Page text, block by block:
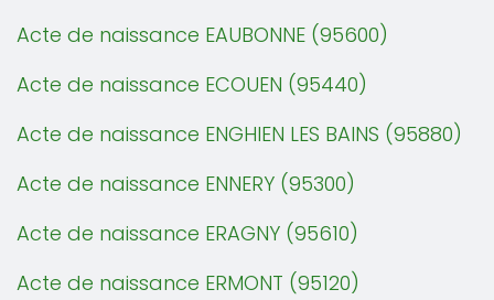
Acte de naissance EAUBONNE (95600)
Acte de naissance ECOUEN (95440)
Acte de naissance ENGHIEN LES BAINS (95880)
Acte de naissance ENNERY (95300)
Acte de naissance ERAGNY (95610)
Acte de naissance ERMONT (95120)